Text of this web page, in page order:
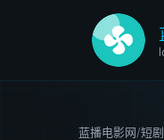
蓝播电影网/短剧